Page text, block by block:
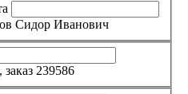
Сидор Иванович
239586